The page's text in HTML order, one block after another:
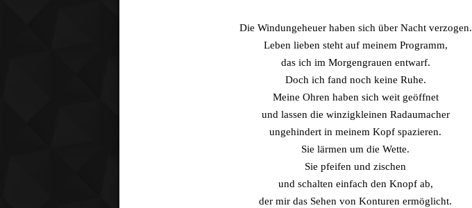
Die Windungeheuer haben sich über Nacht verzogen.
Leben lieben steht auf meinem Programm,
das ich im Morgengrauen entwarf.
Doch ich fand noch keine Ruhe.
Meine Ohren haben sich weit geöffnet
und lassen die winzigkleinen Radaumacher
ungehindert in meinem Kopf spazieren.
Sie lärmen um die Wette.
Sie pfeifen und zischen
und schalten einfach den Knopf ab,
der mir das Sehen von Konturen ermöglicht.